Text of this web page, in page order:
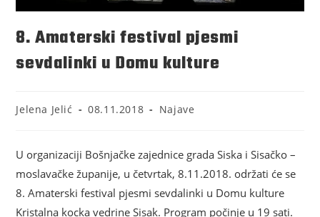
8. Amaterski festival pjesmi
sevdalinki u Domu kulture
Jelena Jelić 08.11.2018 Najave
U organizaciji Bošnjačke zajednice grada Siska i Sisačko –
moslavačke županije, u četvrtak, 8.11.2018. održati će se
8. Amaterski festival pjesmi sevdalinki u Domu kulture
Kristalna kocka vedrine Sisak. Program počinje u 19 sati.